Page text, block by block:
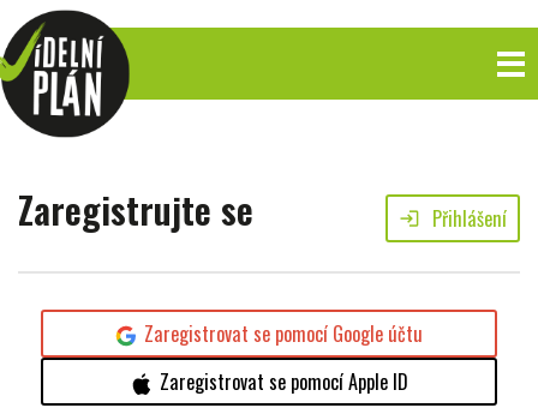
Zaregistrujte se login Přihlášení
Zaregistrovat se pomocí Google účtu
Zaregistrovat se pomocí Apple ID